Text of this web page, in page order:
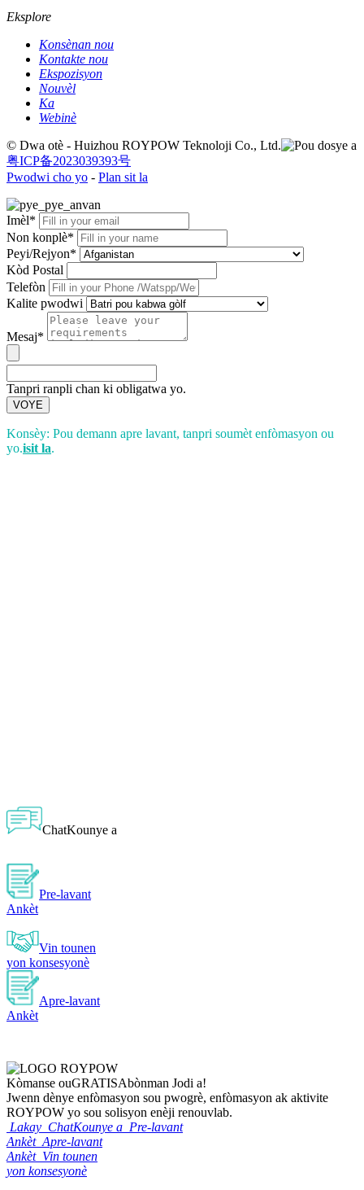
Eksplore
Konsènan nou
Kontakte nou
Ekspozisyon
Nouvèl
Ka
Webinè
© Dwa otè - Huizhou ROYPOW Teknoloji Co., Ltd.
粤ICP备2023039393号
Pwodwi cho yo - Plan sit la
Imèl*
Non konplè*
Peyi/Rejyon*
Kòd Postal
Telefòn
Kalite pwodwi
Mesaj*
Tanpri ranpli chan ki obligatwa yo.
VOYE
Konsèy: Pou demann apre lavant, tanpri soumèt enfòmasyon ou
yo.isit la.
ChatKounye a
Pre-lavant
Ankèt
Vin tounen
yon konsesyonè
Apre-lavant
Ankèt
Kòmanse ouGRATISAbònman Jodi a!
Jwenn dènye enfòmasyon sou pwogrè, enfòmasyon ak aktivite
ROYPOW yo sou solisyon enèji renouvlab.
Lakay ChatKounye a Pre-lavant
Ankèt Apre-lavant
Ankèt Vin tounen
yon konsesyonè